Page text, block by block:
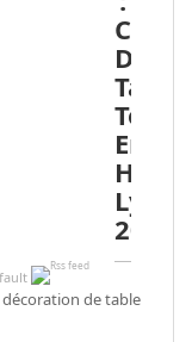
De
Table
Tout
En
Lyon
2021
de table